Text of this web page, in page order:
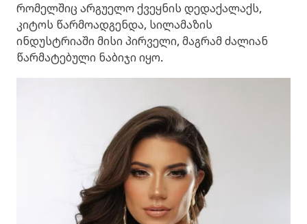
რომელშიც არგუელო ქვეყნის დედაქალაქს,
კიტოს წარმოადგენდა, სილამაზის
ინდუსტრიაში მისი პირველი, მაგრამ ძალიან
წარმატებული ნაბიჯი იყო.